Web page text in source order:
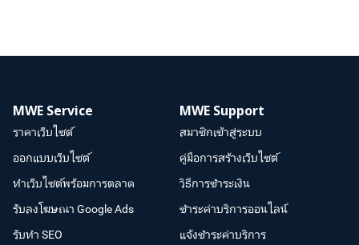
MWE Service
ราคาเว็บไซต์
ออกแบบเว็บไซต์
ทำเว็บไซต์พร้อมการตลาด
รับลงโฆษณา Google Ads
รับทำ SEO
MWE Support
สมาชิกเข้าสู่ระบบ
คู่มือการสร้างเว็บไซต์
วิธีการชำระเงิน
ชำระค่าบริการออนไลน์
แจ้งชำระค่าบริการ